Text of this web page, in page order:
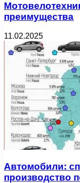
преимущества
11.02.2025
Автомобили:
производство